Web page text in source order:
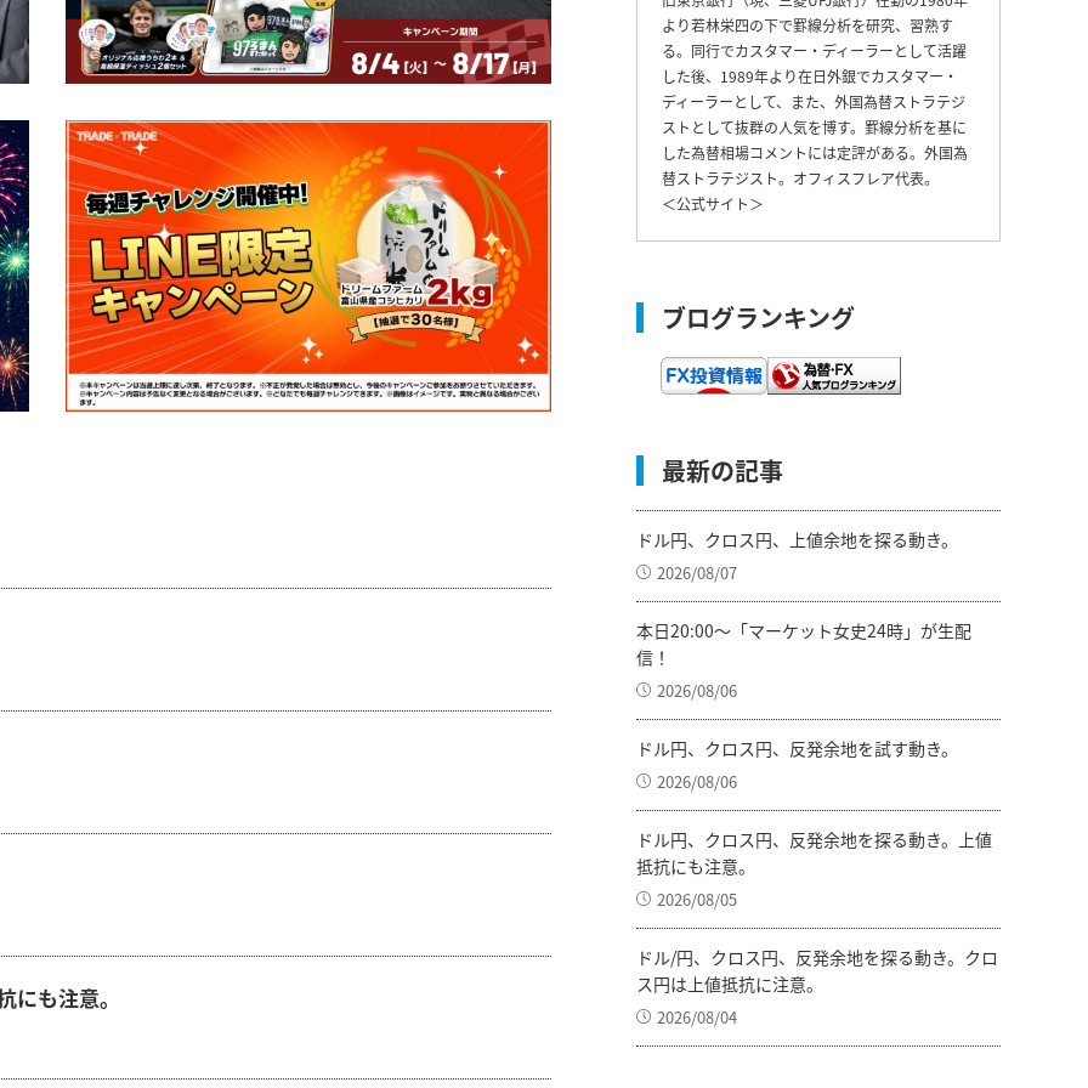
も注意。
より若林栄四の下で罫線分析を研究、習熟す
る。同行でカスタマー・ディーラーとして活躍
した後、1989年より在日外銀でカスタマー・
ディーラーとして、また、外国為替ストラテジ
ストとして抜群の人気を博す。罫線分析を基に
した為替相場コメントには定評がある。外国為
替ストラテジスト。オフィスフレア代表。
＜公式サイト＞
ブログランキング
最新の記事
ドル円、クロス円、上値余地を探る動き。
2026/08/07
本日20:00～「マーケット女史24時」が生配
信！
2026/08/06
ドル円、クロス円、反発余地を試す動き。
2026/08/06
ドル円、クロス円、反発余地を探る動き。上値
抵抗にも注意。
2026/08/05
ドル/円、クロス円、反発余地を探る動き。クロ
ス円は上値抵抗に注意。
2026/08/04